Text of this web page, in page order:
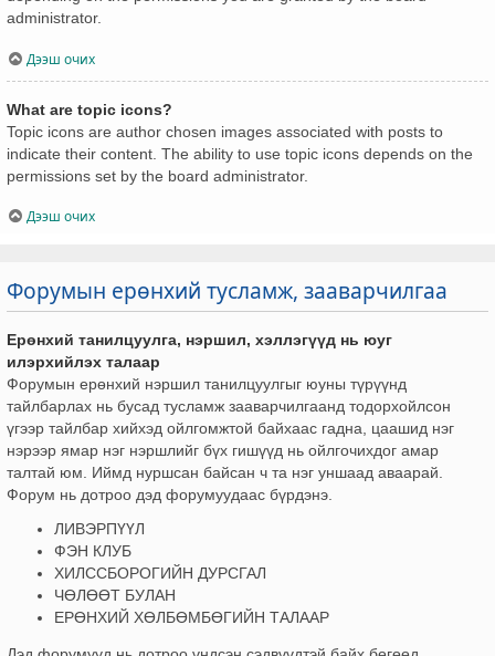
administrator.
Дээш очих
What are topic icons?
Topic icons are author chosen images associated with posts to
indicate their content. The ability to use topic icons depends on the
permissions set by the board administrator.
Дээш очих
Форумын ерөнхий тусламж, зааварчилгаа
Ерөнхий танилцуулга, нэршил, хэллэгүүд нь юуг
илэрхийлэх талаар
Форумын ерөнхий нэршил танилцуулгыг юуны түрүүнд
тайлбарлах нь бусад тусламж зааварчилгаанд тодорхойлсон
үгээр тайлбар хийхэд ойлгомжтой байхаас гадна, цаашид нэг
нэрээр ямар нэг нэршлийг бүх гишүүд нь ойлгочихдог амар
талтай юм. Иймд нуршсан байсан ч та нэг уншаад аваарай.
Форум нь дотроо дэд форумуудаас бүрдэнэ.
ЛИВЭРПҮҮЛ
ФЭН КЛУБ
ХИЛССБОРОГИЙН ДУРСГАЛ
ЧӨЛӨӨТ БУЛАН
ЕРӨНХИЙ ХӨЛБӨМБӨГИЙН ТАЛААР